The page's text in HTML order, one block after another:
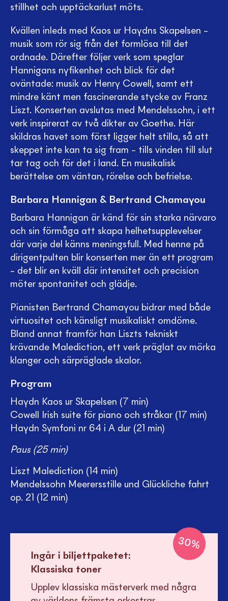
stillhet och upptäckarlust möts.
Kvällen inleds med Kaos ur Haydns Skapelsen –
musik som rör sig från det formlösa till det
ordnade. Därefter följer verk som speglar
Hannigans nyfikenhet och blick för det
oväntade: musik av Henry Cowell, samt ett
mindre känt men fascinerande stycke av Franz
Liszt. Konserten avslutas med Mendelssohn, i ett
verk inspirerat av två dikter av Goethe. Här
skildras havet som först ligger helt stilla, så att
skeppet inte kan ta sig fram – tills vinden till slut
tar tag och för det i land. En musikalisk
berättelse om väntan, rörelse och befrielse.
Barbara Hannigan & Bertrand Chamayou
Barbara Hannigan är känd för sin starka närvaro
och sin förmåga att skapa helhetsupplevelser
där varje del känns meningsfull. Med henne på
dirigentpulten blir konserten mer än ett program
– det blir en kväll där intensitet och precision
möter spontanitet och glädje.
Pianisten Bertrand Chamayou bidrar med både
virtuositet och känsligt musikaliskt omdöme.
Bland annat framför han Liszts tekniskt
krävande Malediction, ett verk präglat av mörka
klanger och särpräglade skalor.
Program
Haydn Kaos ur Skapelsen (7 min)
Cowell Irish suite för piano och stråkar (17 min)
Haydn Symfoni nr 64 i A dur (21 min)
Paus (25 min)
Liszt Malediction (14 min)
Mendelssohn Meerersstille und Glückliche fahrt
op. 21 (12 min)
Ingår i biljettpaketet:
Klassiska toner
Upplev klassiska mästerverk med några
30%